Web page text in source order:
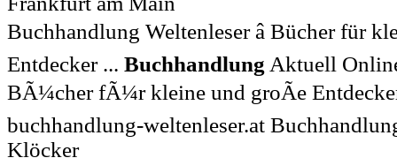
Buchhandlung Weltenleser â Bücher für
Entdecker ... Buchhandlung Aktuell
BÃ¼cher fÃ¼r kleine und groÃe
buchhandlung-weltenleser.at
Klöcker